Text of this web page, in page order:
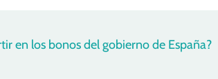
en los bonos del gobierno de España?